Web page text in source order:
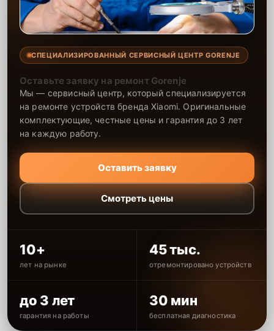
СПЕЦИАЛИЗИРОВАННЫЙ СЕРВИСНЫЙ ЦЕНТР GORENJE
Оставьте заявку на ремонт Gorenje
Мы — сервисный центр, который специализируется
на ремонте устройств бренда Xiaomi. Оригинальные
комплектующие, честные цены и гарантия до 3 лет
на каждую работу.
Оставить заявку
Смотреть цены
10+
лет на рынке
45 тыс.
отремонтировано устройств
до 3 лет
гарантия на работы
30 мин
бесплатная диагностика